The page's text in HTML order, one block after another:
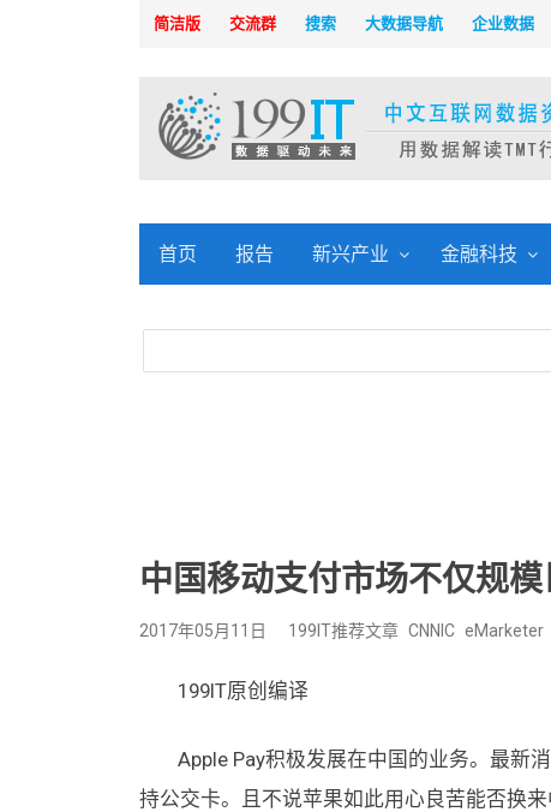
简洁版 交流群 搜索 大数据导航 企业数据
首页 报告 新兴产业 金融科技
中国移动支付市场不仅规
2017年05月11日 199IT推荐文章 CNNIC eMarketer
199IT原创编译
Apple Pay积极发展在中国的业务。最新消
持公交卡。且不说苹果如此用心良苦能否换